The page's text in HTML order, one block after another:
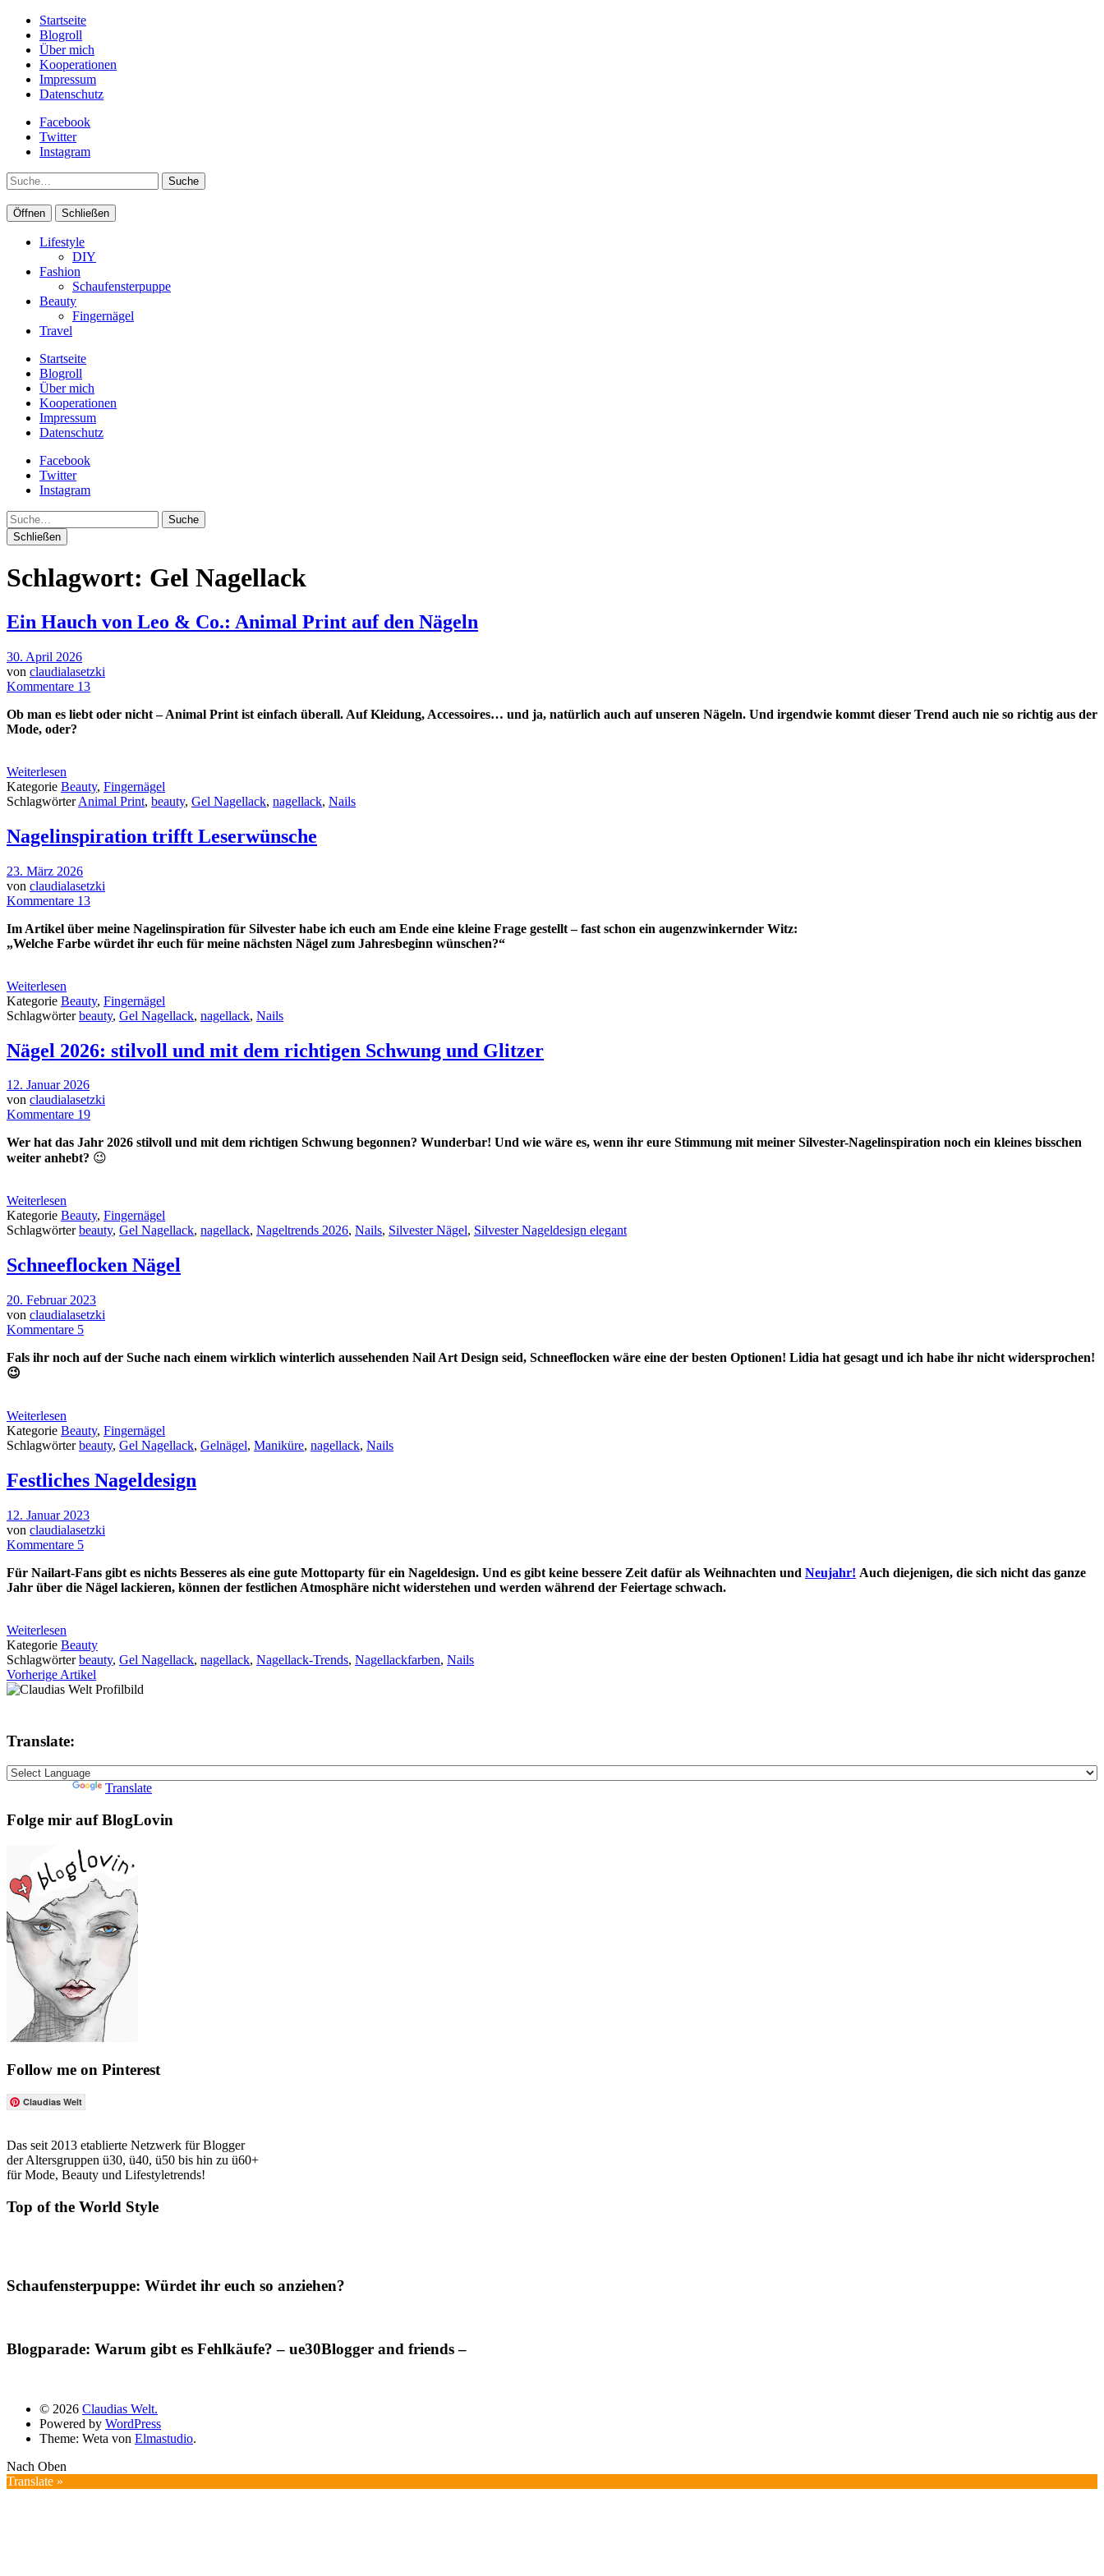
Startseite
Blogroll
Über mich
Kooperationen
Impressum
Datenschutz
Facebook
Twitter
Instagram
Suche
Öffnen Schließen
Lifestyle
DIY
Fashion
Schaufensterpuppe
Beauty
Fingernägel
Travel
Startseite
Blogroll
Über mich
Kooperationen
Impressum
Datenschutz
Facebook
Twitter
Instagram
Suche
Schließen
Schlagwort: Gel Nagellack
Ein Hauch von Leo & Co.: Animal Print auf den Nägeln
30. April 2026
von claudialasetzki
Kommentare 13
Ob man es liebt oder nicht – Animal Print ist einfach überall. Auf Kleidung, Accessoires… und ja, natürlich auch auf unseren Nägeln. Und irgendwie kommt dieser Trend auch nie so richtig aus der
Mode, oder?
Weiterlesen
Kategorie Beauty, Fingernägel
SchlagwörterAnimal Print, beauty, Gel Nagellack, nagellack, Nails
Nagelinspiration trifft Leserwünsche
23. März 2026
von claudialasetzki
Kommentare 13
Im Artikel über meine Nagelinspiration für Silvester habe ich euch am Ende eine kleine Frage gestellt – fast schon ein augenzwinkernder Witz:
„Welche Farbe würdet ihr euch für meine nächsten Nägel zum Jahresbeginn wünschen?“
Weiterlesen
Kategorie Beauty, Fingernägel
Schlagwörterbeauty, Gel Nagellack, nagellack, Nails
Nägel 2026: stilvoll und mit dem richtigen Schwung und Glitzer
12. Januar 2026
von claudialasetzki
Kommentare 19
Wer hat das Jahr 2026 stilvoll und mit dem richtigen Schwung begonnen? Wunderbar! Und wie wäre es, wenn ihr eure Stimmung mit meiner Silvester-Nagelinspiration noch ein kleines bisschen
weiter anhebt? 😉
Weiterlesen
Kategorie Beauty, Fingernägel
Schlagwörterbeauty, Gel Nagellack, nagellack, Nageltrends 2026, Nails, Silvester Nägel, Silvester Nageldesign elegant
Schneeflocken Nägel
20. Februar 2023
von claudialasetzki
Kommentare 5
Fals ihr noch auf der Suche nach einem wirklich winterlich aussehenden Nail Art Design seid, Schneeflocken wäre eine der besten Optionen! Lidia hat gesagt und ich habe ihr nicht widersprochen!
😉
Weiterlesen
Kategorie Beauty, Fingernägel
Schlagwörterbeauty, Gel Nagellack, Gelnägel, Maniküre, nagellack, Nails
Festliches Nageldesign
12. Januar 2023
von claudialasetzki
Kommentare 5
Für Nailart-Fans gibt es nichts Besseres als eine gute Mottoparty für ein Nageldesign. Und es gibt keine bessere Zeit dafür als Weihnachten und Neujahr! Auch diejenigen, die sich nicht das ganze
Jahr über die Nägel lackieren, können der festlichen Atmosphäre nicht widerstehen und werden während der Feiertage schwach.
Weiterlesen
Kategorie Beauty
Schlagwörterbeauty, Gel Nagellack, nagellack, Nagellack-Trends, Nagellackfarben, Nails
Vorherige Artikel
Translate:
Translate
Folge mir auf BlogLovin
Follow me on Pinterest
Claudias Welt
Das seit 2013 etablierte Netzwerk für Blogger
der Altersgruppen ü30, ü40, ü50 bis hin zu ü60+
für Mode, Beauty und Lifestyletrends!
Top of the World Style
Schaufensterpuppe: Würdet ihr euch so anziehen?
Blogparade: Warum gibt es Fehlkäufe? – ue30Blogger and friends –
© 2026 Claudias Welt.
Powered by WordPress
Theme: Weta von Elmastudio.
Nach Oben
Translate »